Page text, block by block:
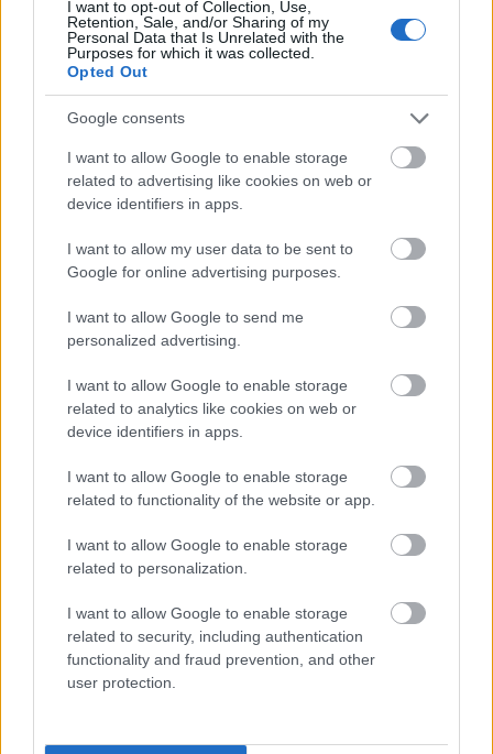
I want to opt-out of Collection, Use,
Retention, Sale, and/or Sharing of my
Personal Data that Is Unrelated with the
Purposes for which it was collected.
Opted Out
Google consents
I want to allow Google to enable storage
related to advertising like cookies on web or
device identifiers in apps.
I want to allow my user data to be sent to
Google for online advertising purposes.
I want to allow Google to send me
personalized advertising.
I want to allow Google to enable storage
related to analytics like cookies on web or
device identifiers in apps.
I want to allow Google to enable storage
related to functionality of the website or app.
I want to allow Google to enable storage
related to personalization.
I want to allow Google to enable storage
related to security, including authentication
functionality and fraud prevention, and other
user protection.
higannyal folyó patakok és aranyszobrok
díszítik. Az agyagkatonákat rejtő dombokat
már betemetésük után hamar kifosztották és
ez az évszázadok során többször is
megismétlődött.
Így is páratlan a lelet: hétezer agyagkatonát
tártak fel eddig, de legalább ennyien
állhatnak még - valószínűleg örökre - a domb
mélyébe zárva. Nem valószínű, hogy mindet
feltárják: egyrészt mert nagyon költséges,
másrészt a kínai régészek most
aktuálisabbnak tartják a már feltárt
műkincsek védelmét, tartósítását, nívós
sinológus.
Képzőművészet Képző